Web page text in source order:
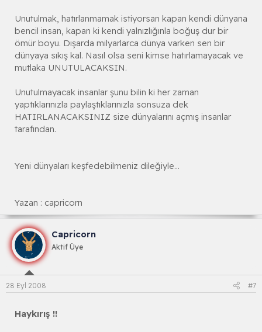
Unutulmak, hatırlanmamak istiyorsan kapan kendi dünyana
bencil insan, kapan ki kendi yalnızlığınla boğuş dur bir
ömür boyu. Dışarda milyarlarca dünya varken sen bir
dünyaya sıkış kal. Nasıl olsa seni kimse hatırlamayacak ve
mutlaka UNUTULACAKSIN.
Unutulmayacak insanlar şunu bilin ki her zaman
yaptıklarınızla paylaştıklarınızla sonsuza dek
HATIRLANACAKSINIZ size dünyalarını açmış insanlar
tarafından.
Yeni dünyaları keşfedebilmeniz dileğiyle...
Yazan : capricorn
Capricorn
Aktif Üye
28 Eyl 2008 #7
Haykırış !!